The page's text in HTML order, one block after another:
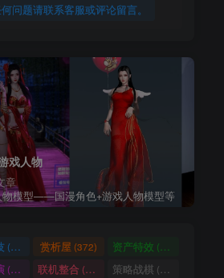
问题请联系客服或评论留言。
戏人物
章
物模型——国漫角色+游戏人物模型等
(36) 赏析屋 (372) 资产特效 (224)
(207) 联机整合 (34) 策略战棋 (71)